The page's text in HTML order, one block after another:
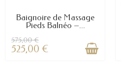
Baignoire de Massage
Pieds Balnéo –...
575,00 €
525,00 €